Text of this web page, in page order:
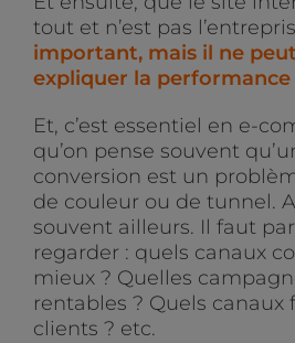
tout et n’est pas
important, mais il ne
expliquer la performance
Et, c’est essentiel en e-
qu’on pense souvent
conversion est un
de couleur ou de tunnel.
souvent ailleurs. Il faut
regarder : quels canaux
mieux ? Quelles
rentables ? Quels canaux
clients ? etc.